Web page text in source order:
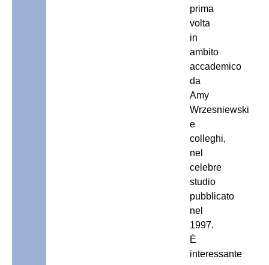
prima
volta
in
ambito
accademico
da
Amy
Wrzesniewski
e
colleghi,
nel
celebre
studio
pubblicato
nel
1997.
È
interessante